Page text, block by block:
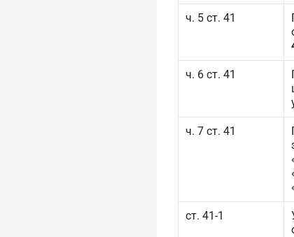
ч. 5 ст. 41
ч. 6 ст. 41
ч. 7 ст. 41
ст. 41-1